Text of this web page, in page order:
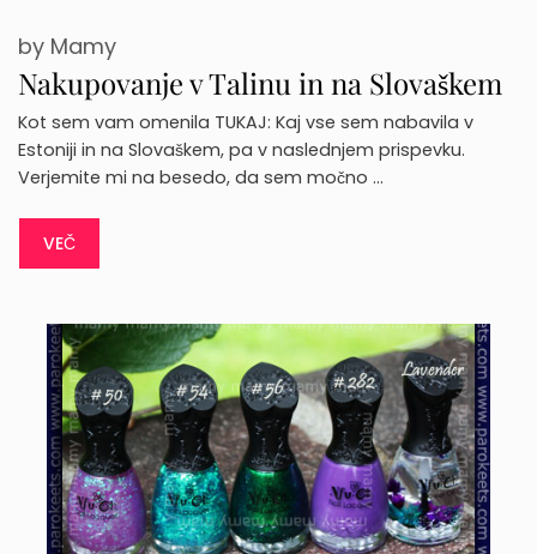
Nakupovanje v Talinu in na Slovaškem
by Mamy
Kot sem vam omenila TUKAJ: Kaj vse sem nabavila v
Estoniji in na Slovaškem, pa v naslednjem prispevku.
Verjemite mi na besedo, da sem močno …
VEČ